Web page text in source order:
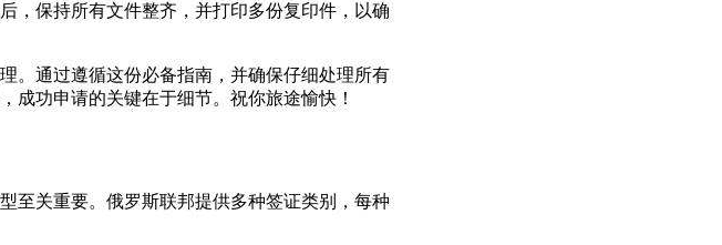
，保持所有文件整齐，并打印多份复印件，以确
。通过遵循这份必备指南，并确保仔细处理所有
成功申请的关键在于细节。祝你旅途愉快！
至关重要。俄罗斯联邦提供多种签证类别，每种